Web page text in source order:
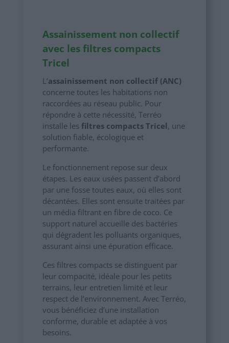
Assainissement non collectif
avec les filtres compacts
Tricel
L’assainissement non collectif (ANC)
concerne toutes les habitations non
raccordées au réseau public. Pour
répondre à cette nécessité, Terréo
installe les filtres compacts Tricel, une
solution fiable, écologique et
performante.
Le fonctionnement repose sur deux
étapes. Les eaux usées passent d’abord
par une fosse toutes eaux, où elles sont
décantées. Elles sont ensuite traitées par
un média filtrant en fibre de coco. Ce
support naturel accueille des bactéries
qui dégradent les polluants organiques,
assurant ainsi une épuration efficace.
Ces filtres compacts se distinguent par
leur compacité, idéale pour les petits
terrains, leur entretien limité et leur
respect de l’environnement. Avec Terréo,
vous bénéficiez d’une installation
conforme, durable et adaptée à vos
besoins.